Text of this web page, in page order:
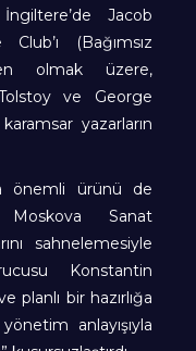
Jacob
(Bağımsız
olmak üzere,
ve George
yazarların
önemli ürünü de
Moskova Sanat
sahnelemesiyle
Konstantin
planlı bir hazırlığa
anlayışıyla